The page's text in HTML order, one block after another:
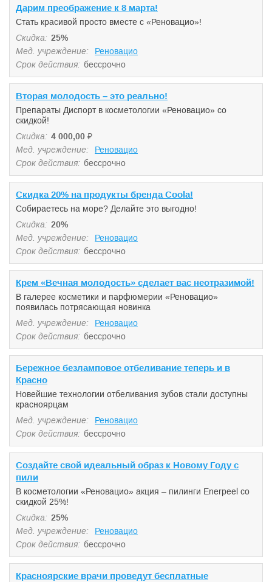
Дарим преображение к 8 марта!
Стать красивой просто вместе с «Реновацио»!
Скидка: 25%
Мед. учреждение:
Реновацио
Срок действия: бессрочно
Вторая молодость – это реально!
Препараты Диспорт в косметологии «Реновацио» со
скидкой!
Скидка: 4 000,00 ₽
Мед. учреждение:
Реновацио
Срок действия: бессрочно
Скидка 20% на продукты бренда Coola!
Собираетесь на море? Делайте это выгодно!
Скидка: 20%
Мед. учреждение:
Реновацио
Срок действия: бессрочно
Крем «Вечная молодость» сделает вас неотразимой!
В галерее косметики и парфюмерии «Реновацио»
появилась потрясающая новинка
Мед. учреждение:
Реновацио
Срок действия: бессрочно
Бережное безламповое отбеливание теперь и в
Красно
Новейшие технологии отбеливания зубов стали доступны
красноярцам
Мед. учреждение:
Реновацио
Срок действия: бессрочно
Создайте свой идеальный образ к Новому Году с
пили
В косметологии «Реновацио» акция – пилинги Enerpeel со
скидкой 25%!
Скидка: 25%
Мед. учреждение:
Реновацио
Срок действия: бессрочно
Красноярские врачи проведут бесплатные